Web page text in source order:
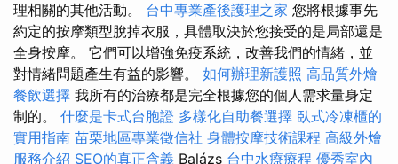
理相關的其他活動。 台中專業產後護理之家 您將根據事先
約定的按摩類型脫掉衣服，具體取決於您接受的是局部還是
全身按摩。 它們可以增強免疫系統，改善我們的情緒，並
對情緒問題產生有益的影響。 如何辦理新護照 高品質外燴
餐飲選擇 我所有的治療都是完全根據您的個人需求量身定
制的。 什麼是卡式台胞證 多樣化自助餐選擇 臥式冷凍櫃的
實用指南 苗栗地區專業徵信社 身體按摩技術課程 高級外燴
服務介紹 SEO的真正含義 Balázs 台中水療療程 優秀室內